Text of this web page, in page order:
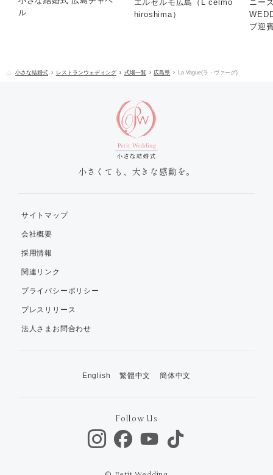
ル
エルセルモ広島（L`celmo
hiroshima）
ニー
ブ迎
小さな結婚式 レストランウェディング 式場一覧 広島県 La Vague(ラ・ヴァーグ)
小さくても、大きな感動を。
サイトマップ
会社概要
採用情報
関連リンク
プライバシーポリシー
プレスリリース
法人さまお問合わせ
English 繁體中文 簡体中文
Follow Us